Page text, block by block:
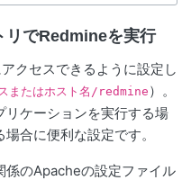
リでRedmineを実行
クセスできるように設定し
たはホスト名/redmine ）。
ケーションを実行する場
合に便利な設定です。
のApacheの設定ファイル